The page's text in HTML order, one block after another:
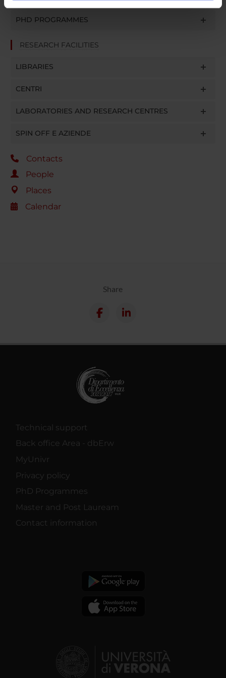
nostri partner che si occupano di analisi dei dati web,
con altre informazioni che hai fornito loro o che hanno
PHD PROGRAMMES
RESEARCH FACILITIES
LIBRARIES
CENTRI
LABORATORIES AND RESEARCH CENTRES
SPIN OFF E AZIENDE
Contacts
People
Places
Calendar
Share
Technical support
Back office Area - dbErw
MyUnivr
Privacy policy
PhD Programmes
Master and Post Lauream
Contact information